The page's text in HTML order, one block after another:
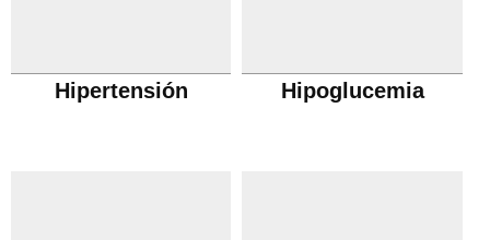
Hipertensión Hipoglucemia